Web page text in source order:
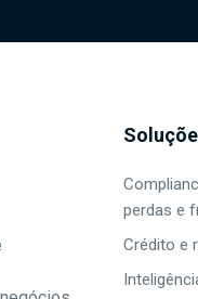
perdas e
Crédito e